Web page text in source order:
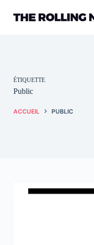
contenu
ÉTIQUETTE
Public
ACCUEIL PUBLIC